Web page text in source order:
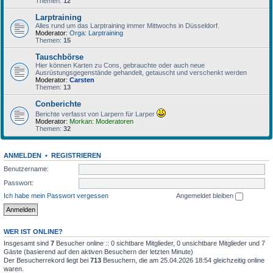
Larptraining
Alles rund um das Larptraining immer Mittwochs in Düsseldorf.
Moderator: Orga: Larptraining
Themen: 15
Tauschbörse
Hier können Karten zu Cons, gebrauchte oder auch neue
Ausrüstungsgegenstände gehandelt, getauscht und verschenkt werden
Moderator: Carsten
Themen: 13
Conberichte
Berichte verfasst von Larpern für Larper
Moderator: Morkan: Moderatoren
Themen: 32
ANMELDEN •
REGISTRIEREN
Benutzername:
Passwort:
Ich habe mein Passwort vergessen
Angemeldet bleiben
WER IST ONLINE?
Insgesamt sind 7 Besucher online :: 0 sichtbare Mitglieder, 0 unsichtbare Mitglieder und 7
Gäste (basierend auf den aktiven Besuchern der letzten Minute)
Der Besucherrekord liegt bei 713 Besuchern, die am 25.04.2026 18:54 gleichzeitig online
waren.